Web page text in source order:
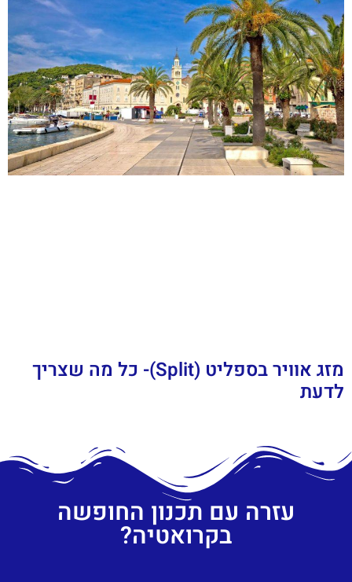
מזג אוויר בספליט (Split)- כל מה שצריך
לדעת
עזרה עם תכנון החופשה
בקרואטיה?